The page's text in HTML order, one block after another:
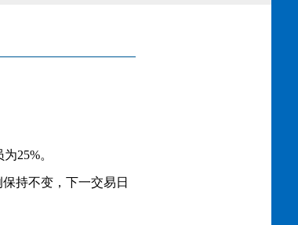
25%。
持不变，下一交易日